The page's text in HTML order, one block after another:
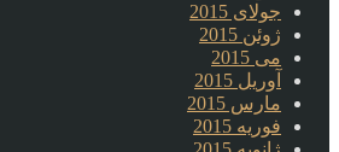
جولای 2015
ژوئن 2015
می 2015
آوریل 2015
مارس 2015
فوریه 2015